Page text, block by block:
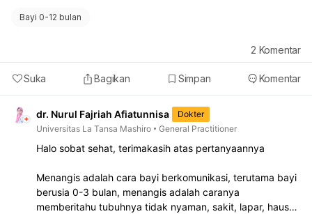
Bayi 0-12 bulan
Suka Bagikan Simpan Komentar
2 Komentar
dr. Nurul Fajriah Afiatunnisa
Dokter
Universitas La Tansa Mashiro
General Practitioner
Halo sobat sehat, terimakasih atas pertanyaannya
Menangis adalah cara bayi berkomunikasi, terutama bayi
berusia 0-3 bulan, menangis adalah caranya
memberitahu tubuhnya tidak nyaman, sakit, lapar, haus